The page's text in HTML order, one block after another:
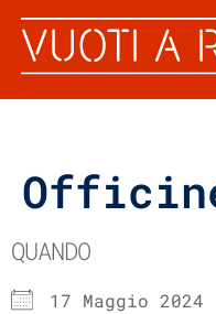
Officine
QUANDO
17 Maggio